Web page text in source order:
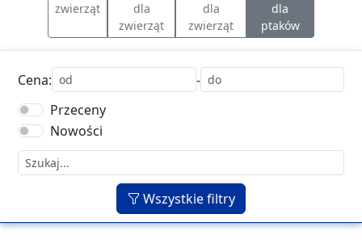
zwierząt
dla
zwierząt
dla
zwierząt
dla
ptaków
Cena:
-
Przeceny
Nowości
Wszystkie filtry